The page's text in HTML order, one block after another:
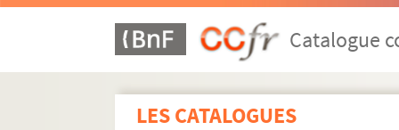
Catalogue
LES CATALOGUES